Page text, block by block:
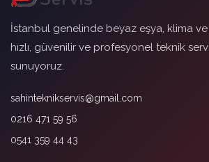
İstanbul genelinde beyaz eşya, klima
hızlı, güvenilir ve profesyonel teknik
sunuyoruz.
sahinteknikservis@gmail.com
0216 471 59 56
0541 359 44 43